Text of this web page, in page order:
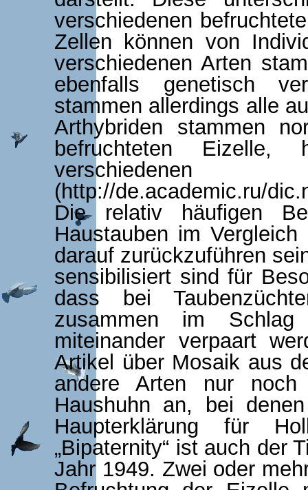
verschiedenen
Zellen können von
verschiedenen Arten
ebenfalls genetisch
stammen allerdings alle
Arthybriden stammen
befruchteten
(http://de.academic.ru/
Die relativ häufigen
Haustauben im
darauf zurückzuführen
sensibilisiert sind für
dass bei
zusammen im
miteinander verpaart
Artikel über Mosaik aus
andere Arten nur
Haushuhn an, bei
Haupterklärung für
„Bipaternity“ ist auch der
Jahr 1949. Zwei oder